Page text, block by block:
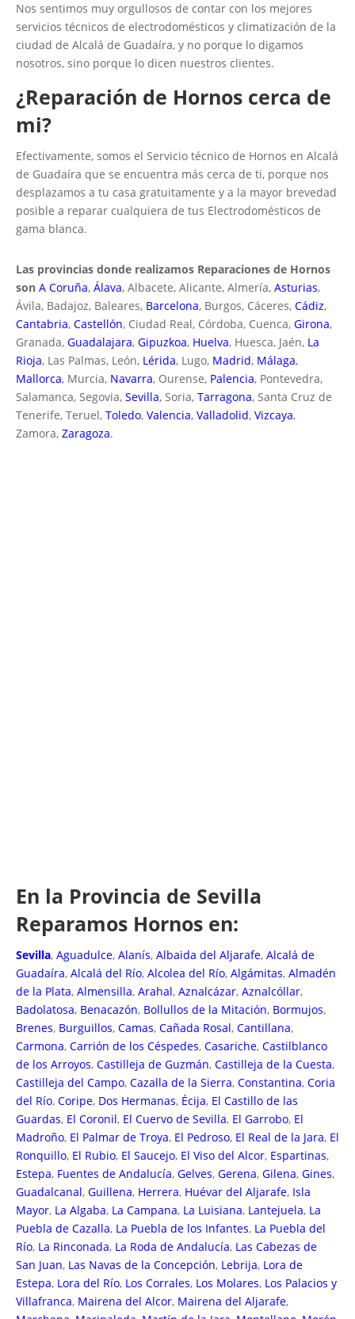
Nos sentimos muy orgullosos de contar con los mejores
servicios técnicos de electrodomésticos y climatización de la
ciudad de Alcalá de Guadaíra, y no porque lo digamos
nosotros, sino porque lo dicen nuestros clientes.
¿Reparación de Hornos cerca de
mi?
Efectivamente, somos el Servicio técnico de Hornos en Alcalá
de Guadaíra que se encuentra más cerca de ti, porque nos
desplazamos a tu casa gratuitamente y a la mayor brevedad
posible a reparar cualquiera de tus Electrodomésticos de
gama blanca.
Las provincias donde realizamos Reparaciones de Hornos
son A Coruña, Álava, Albacete, Alicante, Almería, Asturias,
Ávila, Badajoz, Baleares, Barcelona, Burgos, Cáceres, Cádiz,
Cantabria, Castellón, Ciudad Real, Córdoba, Cuenca, Girona,
Granada, Guadalajara, Gipuzkoa, Huelva, Huesca, Jaén, La
Rioja, Las Palmas, León, Lérida, Lugo, Madrid, Málaga,
Mallorca, Murcia, Navarra, Ourense, Palencia, Pontevedra,
Salamanca, Segovia, Sevilla, Soria, Tarragona, Santa Cruz de
Tenerife, Teruel, Toledo, Valencia, Valladolid, Vizcaya,
Zamora, Zaragoza.
En la Provincia de Sevilla
Reparamos Hornos en:
Sevilla, Aguadulce, Alanís, Albaida del Aljarafe, Alcalá de
Guadaíra, Alcalá del Río, Alcolea del Río, Algámitas, Almadén
de la Plata, Almensilla, Arahal, Aznalcázar, Aznalcóllar,
Badolatosa, Benacazón, Bollullos de la Mitación, Bormujos,
Brenes, Burguillos, Camas, Cañada Rosal, Cantillana,
Carmona, Carrión de los Céspedes, Casariche, Castilblanco
de los Arroyos, Castilleja de Guzmán, Castilleja de la Cuesta,
Castilleja del Campo, Cazalla de la Sierra, Constantina, Coria
del Río, Coripe, Dos Hermanas, Écija, El Castillo de las
Guardas, El Coronil, El Cuervo de Sevilla, El Garrobo, El
Madroño, El Palmar de Troya, El Pedroso, El Real de la Jara, El
Ronquillo, El Rubio, El Saucejo, El Viso del Alcor, Espartinas,
Estepa, Fuentes de Andalucía, Gelves, Gerena, Gilena, Gines,
Guadalcanal, Guillena, Herrera, Huévar del Aljarafe, Isla
Mayor, La Algaba, La Campana, La Luisiana, Lantejuela, La
Puebla de Cazalla, La Puebla de los Infantes, La Puebla del
Río, La Rinconada, La Roda de Andalucía, Las Cabezas de
San Juan, Las Navas de la Concepción, Lebrija, Lora de
Estepa, Lora del Río, Los Corrales, Los Molares, Los Palacios y
Villafranca, Mairena del Alcor, Mairena del Aljarafe,